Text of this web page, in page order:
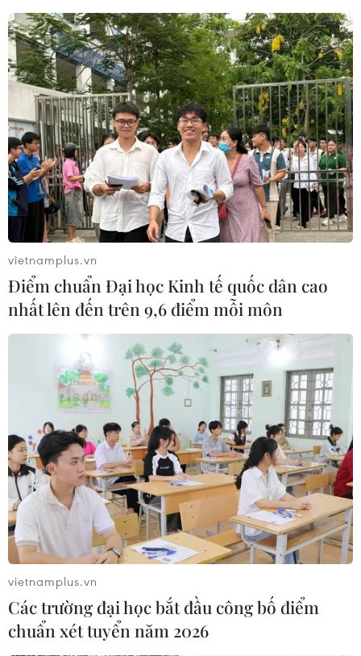
vietnamplus.vn
Điểm chuẩn Đại học Kinh tế quốc dân cao
nhất lên đến trên 9,6 điểm mỗi môn
vietnamplus.vn
Các trường đại học bắt đầu công bố điểm
chuẩn xét tuyển năm 2026